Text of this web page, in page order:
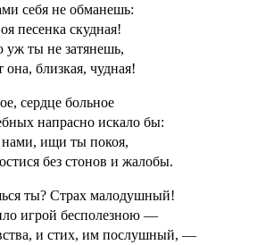
себя не обманешь:
песенка скудная!
ты не затянешь,
она, близкая, чудная!
сердце больное
напрасно искало бы:
нами, ищи ты покоя,
без стонов и жалобы.
ты? Страх малодушный!
игрой бесполезною —
и стих, им послушный, —